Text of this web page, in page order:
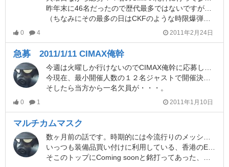
昨年末に46名だったので歴代最多ではないですが、それに準ずる人数ですね。
（ちなみにその最多の日はCKFのような時限爆弾を試験導入したそうです）
0 4 2011年2月24日
急募 2011/1/11 CIMAX俺幹
今現在、最小開催人数の１２名ジャストで開催決定。
そしたら当方から一名欠員が・・・。
0 1 2011年1月10日
マルチカムマスク
いっつも装備品買い付けに利用している、香港のEBAirsoft。
そこのトップにComing soonと銘打ってあった、まぁコピー品ながら全体マルチカムのフルフェイスメッシュマスクがありました。